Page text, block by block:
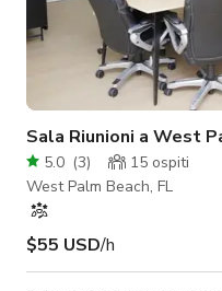
Sala Riunioni a West
5.0 (3) 15 ospiti
West Palm Beach, FL
$55 USD/h